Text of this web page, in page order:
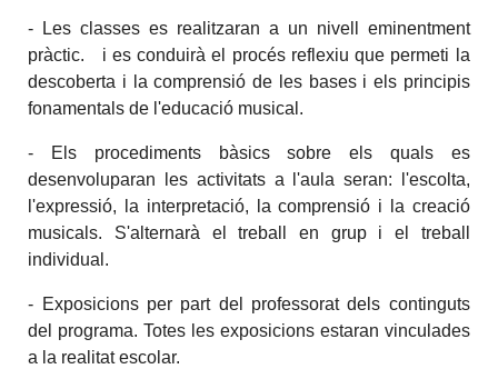
- Les classes es realitzaran a un nivell eminentment
pràctic. i es conduirà el procés reflexiu que permeti la
descoberta i la comprensió de les bases i els principis
fonamentals de l'educació musical.
- Els procediments bàsics sobre els quals es
desenvoluparan les activitats a l'aula seran: l'escolta,
l'expressió, la interpretació, la comprensió i la creació
musicals. S'alternarà el treball en grup i el treball
individual.
- Exposicions per part del professorat dels continguts
del programa. Totes les exposicions estaran vinculades
a la realitat escolar.